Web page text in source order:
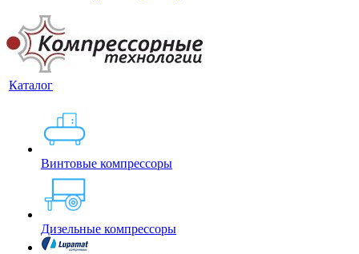
Каталог
Винтовые компрессоры
Дизельные компрессоры